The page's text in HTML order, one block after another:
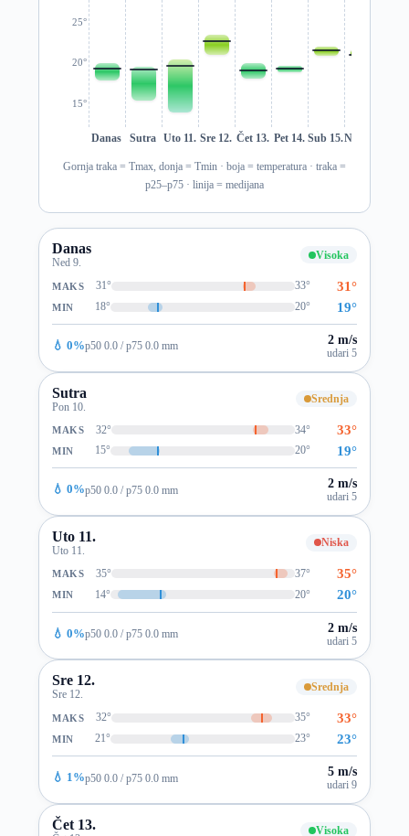
15°
20°
25°
Danas Sutra Uto 11. Sre 12. Čet 13. Pet 14. Sub 15.Ned 16.
Gornja traka = Tmax, donja = Tmin · boja = temperatura · traka =
p25–p75 · linija = medijana
Danas
Ned 9.
Visoka
MAKS 31° 33° 31°
MIN 18° 20° 19°
💧 0%p50 0.0 / p75 0.0 mm 2 m/s
udari 5
Sutra
Pon 10.
Srednja
MAKS 32° 34° 33°
MIN 15° 20° 19°
💧 0%p50 0.0 / p75 0.0 mm 2 m/s
udari 5
Uto 11.
Uto 11.
Niska
MAKS 35° 37° 35°
MIN 14° 20° 20°
💧 0%p50 0.0 / p75 0.0 mm 2 m/s
udari 5
Sre 12.
Sre 12.
Srednja
MAKS 32° 35° 33°
MIN 21° 23° 23°
💧 1%p50 0.0 / p75 0.0 mm 5 m/s
udari 9
Čet 13. Visoka